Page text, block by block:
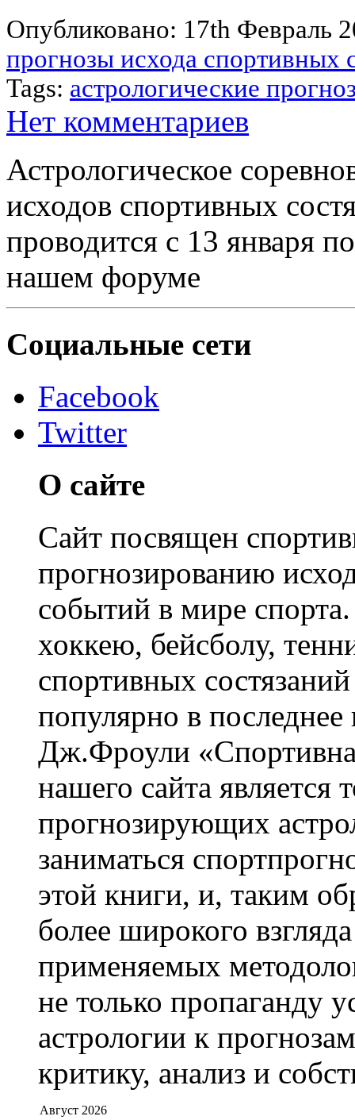
Опубликовано: 17th Февраль
прогнозы исхода спортивных
Tags: астрологические
Нет комментариев
Астрологическое
исходов спортивных
проводится с 13 января
нашем форуме
Социальные сети
Facebook
Twitter
О сайте
Сайт посвящен
прогнозированию
событий в мире
хоккею, бейсболу,
спортивных
популярно в
Дж.Фроули
нашего сайта является
прогнозирующих
заниматься
этой книги, и, таким
более широкого
применяемых
не только пропаганду
астрологии к
критику, анализ и
Август 2026